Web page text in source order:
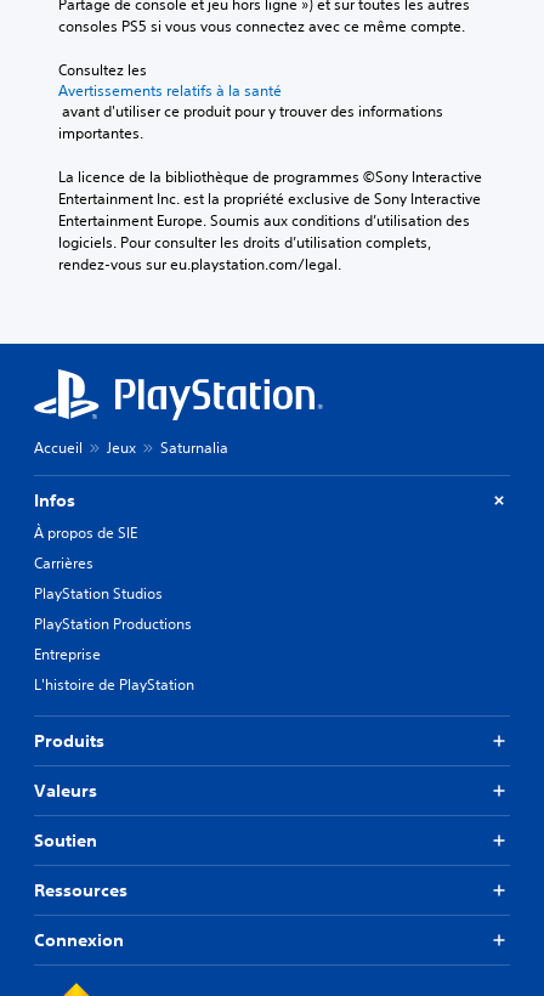
consoles PS5 si vous vous connectez avec ce même compte.
Consultez les
Avertissements relatifs à la santé
importantes.
La licence de la bibliothèque de programmes ©Sony Interactive
Entertainment Inc. est la propriété exclusive de Sony Interactive
Entertainment Europe. Soumis aux conditions d’utilisation des
logiciels. Pour consulter les droits d’utilisation complets,
rendez-vous sur eu.playstation.com/legal.
Accueil Jeux Saturnalia
Infos
À propos de SIE
Carrières
PlayStation Studios
PlayStation Productions
Entreprise
L'histoire de PlayStation
Produits
Valeurs
Soutien
Ressources
Connexion